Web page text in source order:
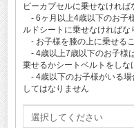
ビーカプセルに乗せなければ
- 6ヶ月以上4歳以下のお子
ルドシートに乗せなければな
- お子様を膝の上に乗せるこ
- 4歳以上7歳以下のお子様
乗せるかシートベルトをしな
- 4歳以下のお子様がいる場
してはなりません